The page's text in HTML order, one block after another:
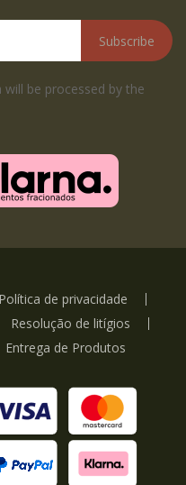
Subscribe
be processed by the
Política de privacidade
Resolução de litígios
Entrega de Produtos